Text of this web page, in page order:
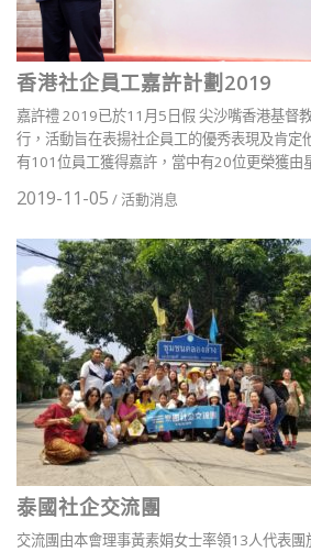
香港社企員工嘉許計劃2019
嘉許禮 2019已於11月5日假 尖沙嘴香港基督
行，活動旨在表揚社企員工的優秀表現及肯定
有101位員工獲得嘉許，當中有20位更榮獲由
2019-11-05 /活動消息
泰國社企交流團
交流團由本會理事黃素娟女士率領13人代表